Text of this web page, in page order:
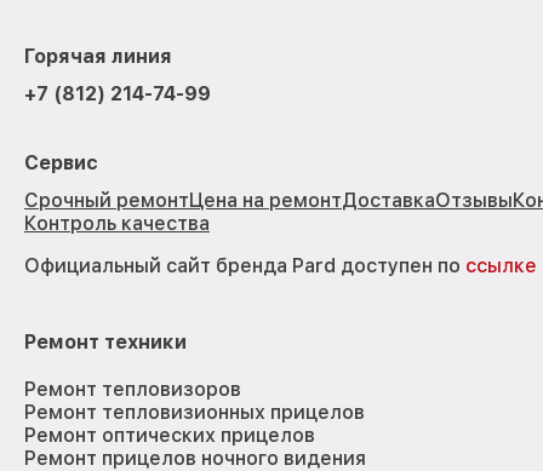
Горячая линия
+7 (812) 214-74-99
Сервис
Срочный ремонтЦена на ремонтДоставкаОтзывы
Контроль качества
Официальный сайт бренда Pard доступен по ссылке
Ремонт техники
Ремонт тепловизоров
Ремонт тепловизионных прицелов
Ремонт оптических прицелов
Ремонт прицелов ночного видения